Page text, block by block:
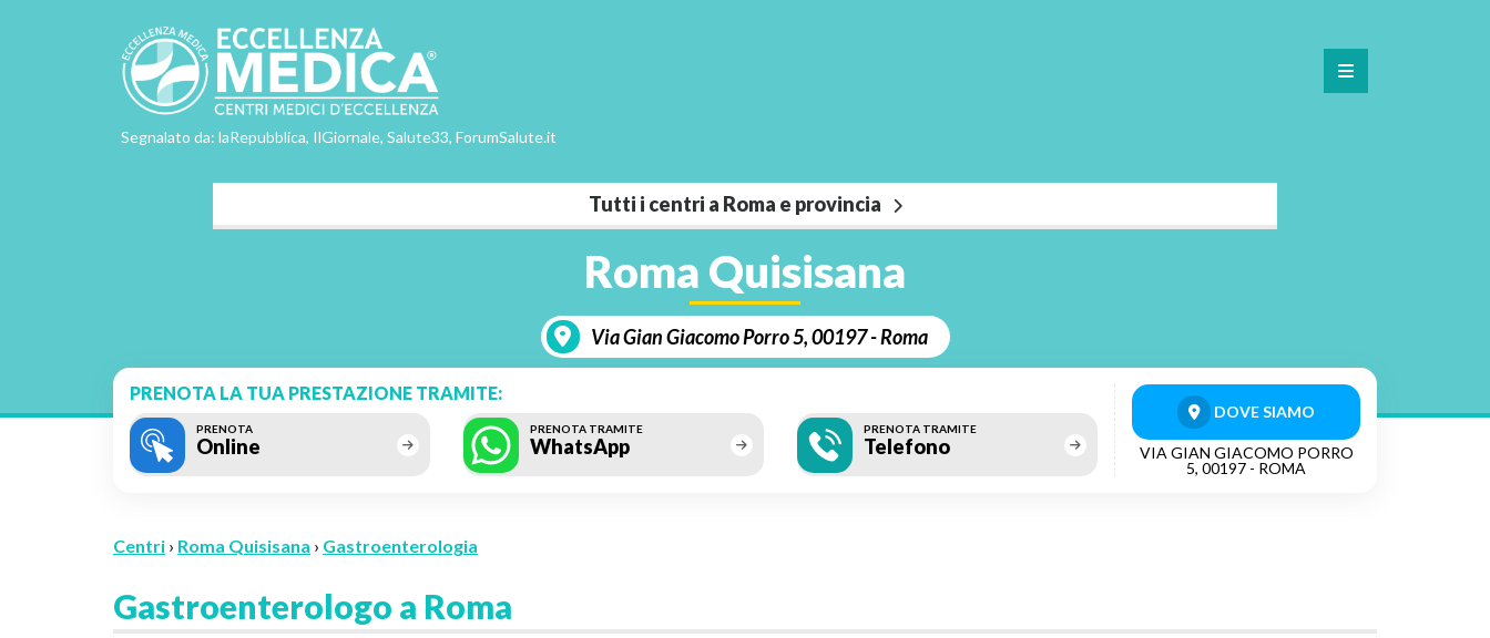
Segnalato da: laRepubblica, IlGiornale, Salute33, ForumSalute.it
Tutti i centri a Roma e provincia
Roma Quisisana
Via Gian Giacomo Porro 5, 00197 - Roma
PRENOTA LA TUA PRESTAZIONE TRAMITE:
PRENOTA
Online
PRENOTA TRAMITE
WhatsApp
PRENOTA TRAMITE
Telefono
DOVE SIAMO
VIA GIAN GIACOMO PORRO
5, 00197 - ROMA
Centri › Roma Quisisana › Gastroenterologia
Gastroenterologo a Roma